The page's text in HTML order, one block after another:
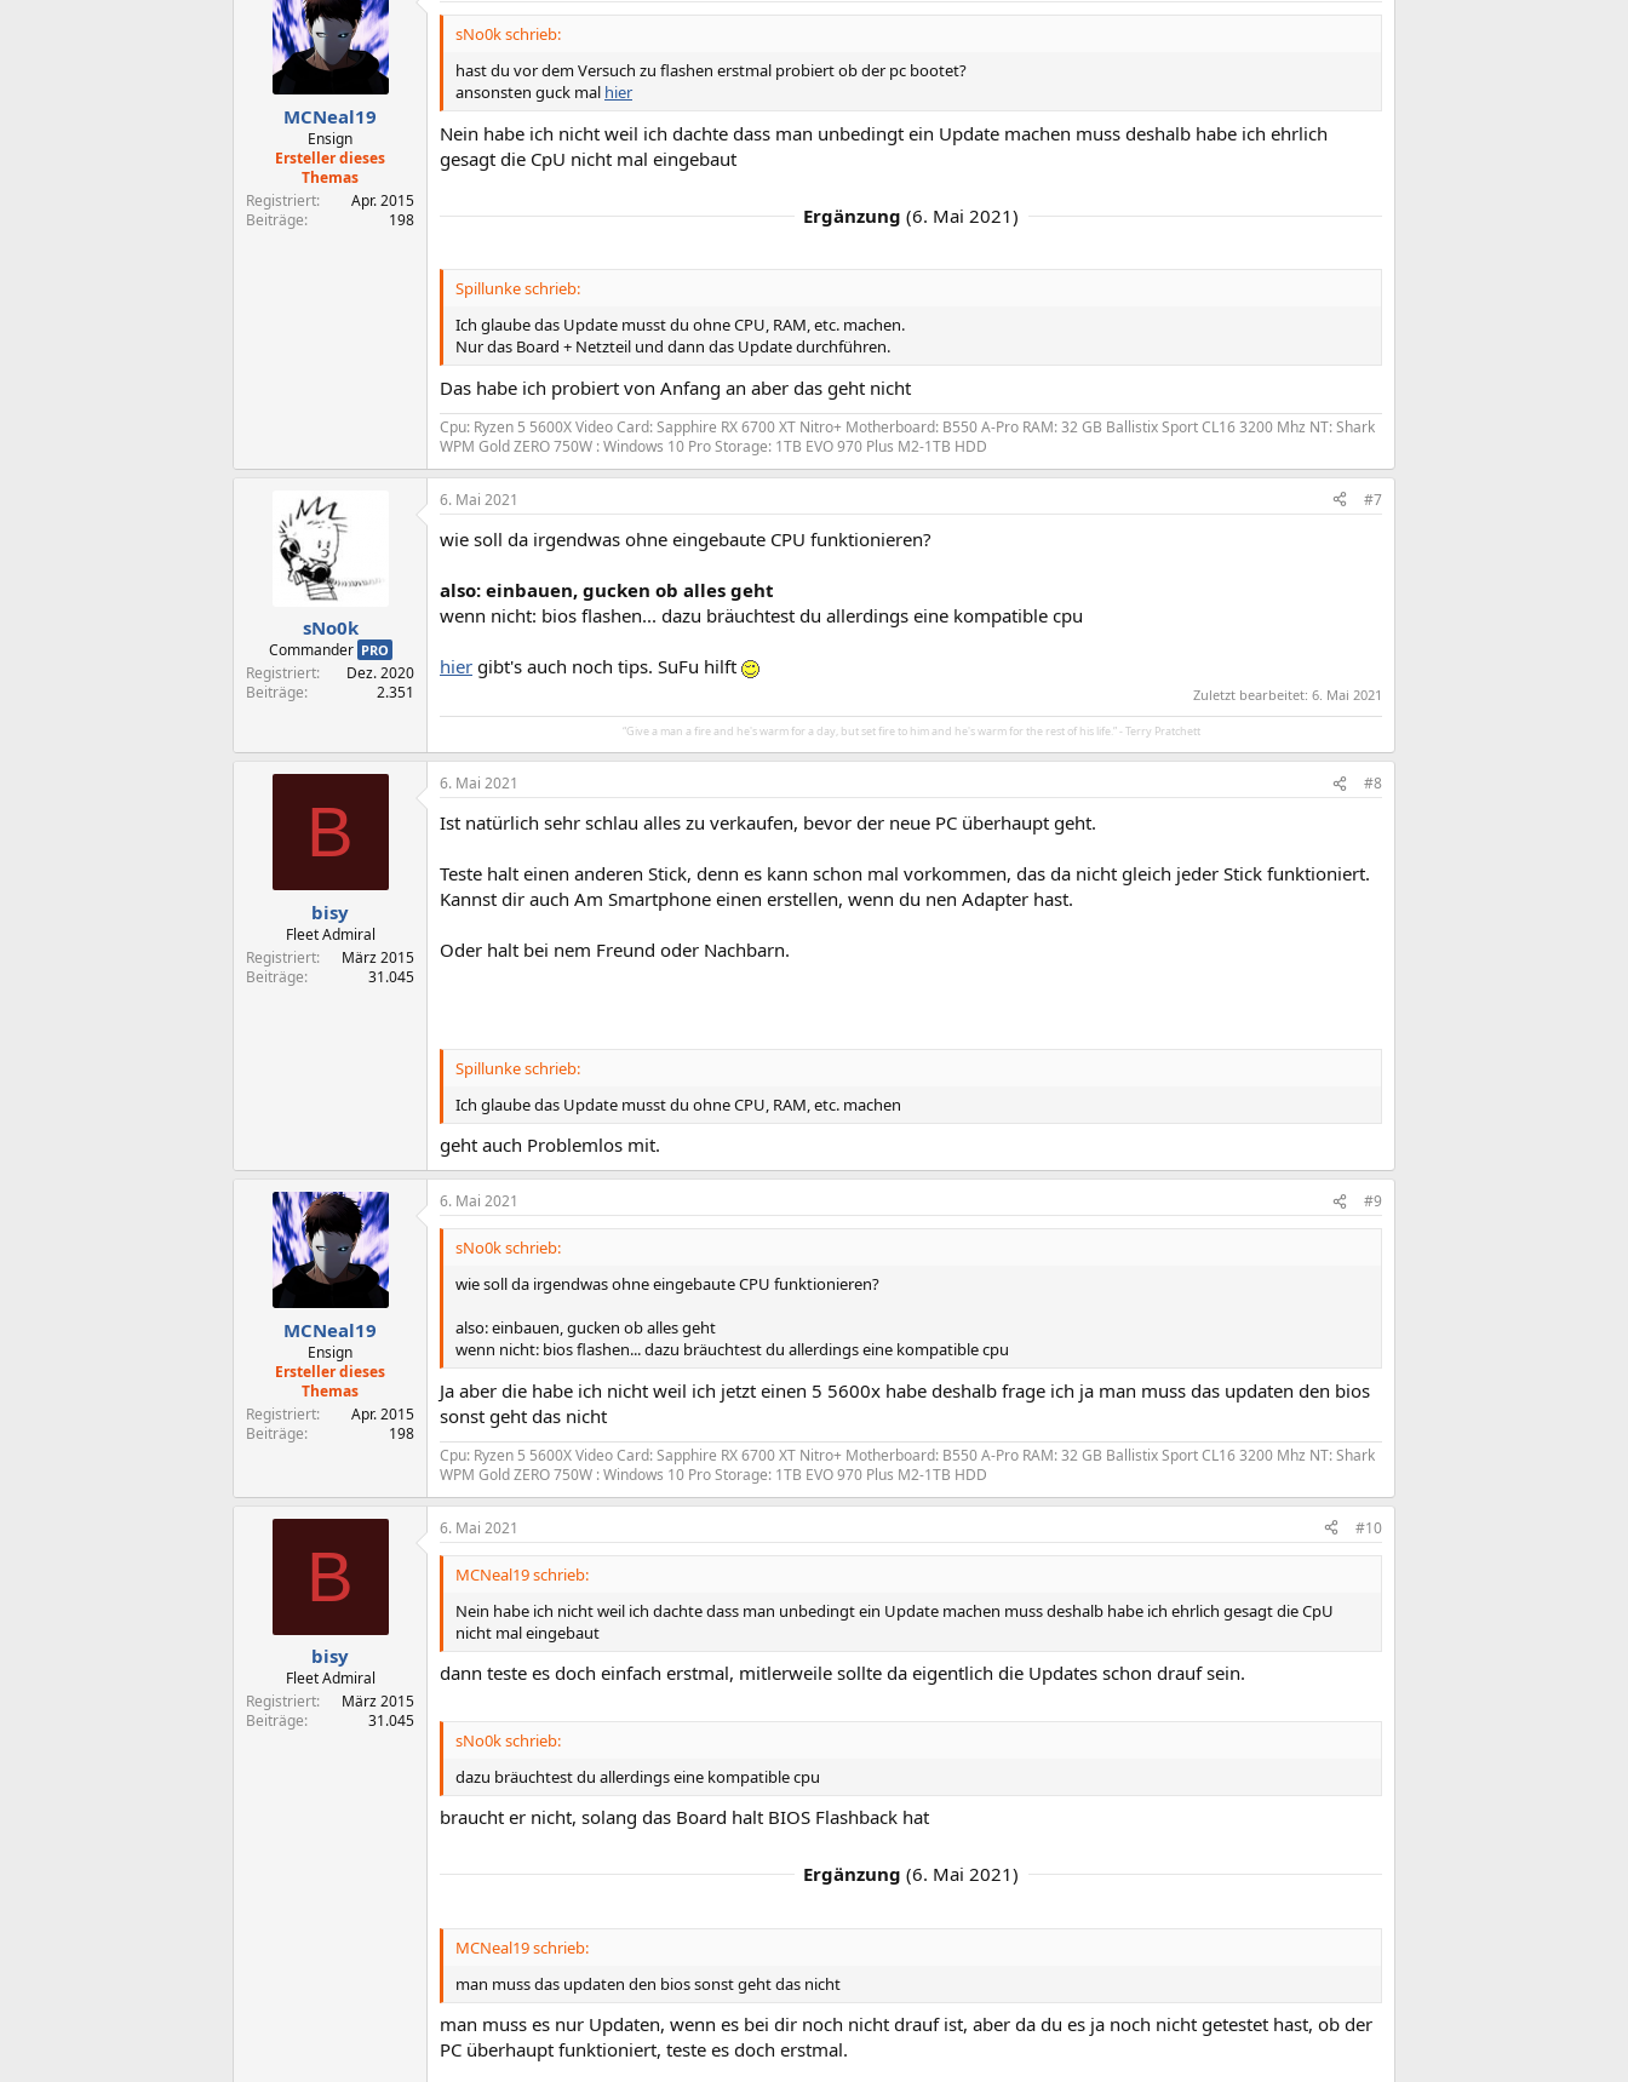
MCNeal19
Ensign
Ersteller dieses
Themas
Registriert
Apr. 2015
Beiträge
198
sNo0k schrieb:
hast du vor dem Versuch zu flashen erstmal probiert ob der pc bootet?
ansonsten guck mal hier
Nein habe ich nicht weil ich dachte dass man unbedingt ein Update machen muss deshalb habe ich ehrlich
gesagt die CpU nicht mal eingebaut
Ergänzung (6. Mai 2021)
Spillunke schrieb:
Ich glaube das Update musst du ohne CPU, RAM, etc. machen.
Nur das Board + Netzteil und dann das Update durchführen.
Das habe ich probiert von Anfang an aber das geht nicht
Cpu: Ryzen 5 5600X Video Card: Sapphire RX 6700 XT Nitro+ Motherboard: B550 A-Pro RAM: 32 GB Ballistix Sport CL16 3200 Mhz NT: Shark
WPM Gold ZERO 750W : Windows 10 Pro Storage: 1TB EVO 970 Plus M2-1TB HDD
sNo0k
Commander PRO
Registriert
Dez. 2020
Beiträge
2.351
6. Mai 2021 #7
wie soll da irgendwas ohne eingebaute CPU funktionieren?
also: einbauen, gucken ob alles geht
wenn nicht: bios flashen... dazu bräuchtest du allerdings eine kompatible cpu
hier gibt's auch noch tips. SuFu hilft
Zuletzt bearbeitet: 6. Mai 2021
“Give a man a fire and he's warm for a day, but set fire to him and he's warm for the rest of his life.” - Terry Pratchett
B
bisy
Fleet Admiral
Registriert
März 2015
Beiträge
31.045
6. Mai 2021 #8
Ist natürlich sehr schlau alles zu verkaufen, bevor der neue PC überhaupt geht.
Teste halt einen anderen Stick, denn es kann schon mal vorkommen, das da nicht gleich jeder Stick funktioniert.
Kannst dir auch Am Smartphone einen erstellen, wenn du nen Adapter hast.
Oder halt bei nem Freund oder Nachbarn.
Spillunke schrieb:
Ich glaube das Update musst du ohne CPU, RAM, etc. machen
geht auch Problemlos mit.
MCNeal19
Ensign
Ersteller dieses
Themas
Registriert
Apr. 2015
Beiträge
198
6. Mai 2021 #9
sNo0k schrieb:
wie soll da irgendwas ohne eingebaute CPU funktionieren?
also: einbauen, gucken ob alles geht
wenn nicht: bios flashen... dazu bräuchtest du allerdings eine kompatible cpu
Ja aber die habe ich nicht weil ich jetzt einen 5 5600x habe deshalb frage ich ja man muss das updaten den bios
sonst geht das nicht
Cpu: Ryzen 5 5600X Video Card: Sapphire RX 6700 XT Nitro+ Motherboard: B550 A-Pro RAM: 32 GB Ballistix Sport CL16 3200 Mhz NT: Shark
WPM Gold ZERO 750W : Windows 10 Pro Storage: 1TB EVO 970 Plus M2-1TB HDD
B
bisy
Fleet Admiral
Registriert
März 2015
Beiträge
31.045
6. Mai 2021 #10
MCNeal19 schrieb:
Nein habe ich nicht weil ich dachte dass man unbedingt ein Update machen muss deshalb habe ich ehrlich gesagt die CpU
nicht mal eingebaut
dann teste es doch einfach erstmal, mitlerweile sollte da eigentlich die Updates schon drauf sein.
sNo0k schrieb:
dazu bräuchtest du allerdings eine kompatible cpu
braucht er nicht, solang das Board halt BIOS Flashback hat
Ergänzung (6. Mai 2021)
MCNeal19 schrieb:
man muss das updaten den bios sonst geht das nicht
man muss es nur Updaten, wenn es bei dir noch nicht drauf ist, aber da du es ja noch nicht getestet hast, ob der
PC überhaupt funktioniert, teste es doch erstmal.